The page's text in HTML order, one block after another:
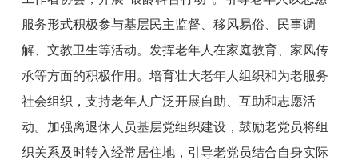
服务形式积极参与基层民主监督、移风易俗、民事调
解、文教卫生等活动。发挥老年人在家庭教育、家风传
承等方面的积极作用。培育壮大老年人组织和为老服务
社会组织，支持老年人广泛开展自助、互助和志愿活
动。加强离退休人员基层党组织建设，鼓励老党员将组
织关系及时转入经常居住地，引导老党员结合自身实际